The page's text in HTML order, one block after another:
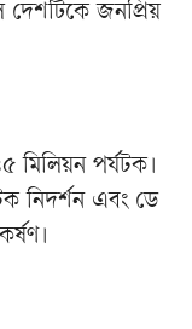
জনপ্রিয়
মিলিয়ন পর্যটক।
নিদর্শন এবং ডে